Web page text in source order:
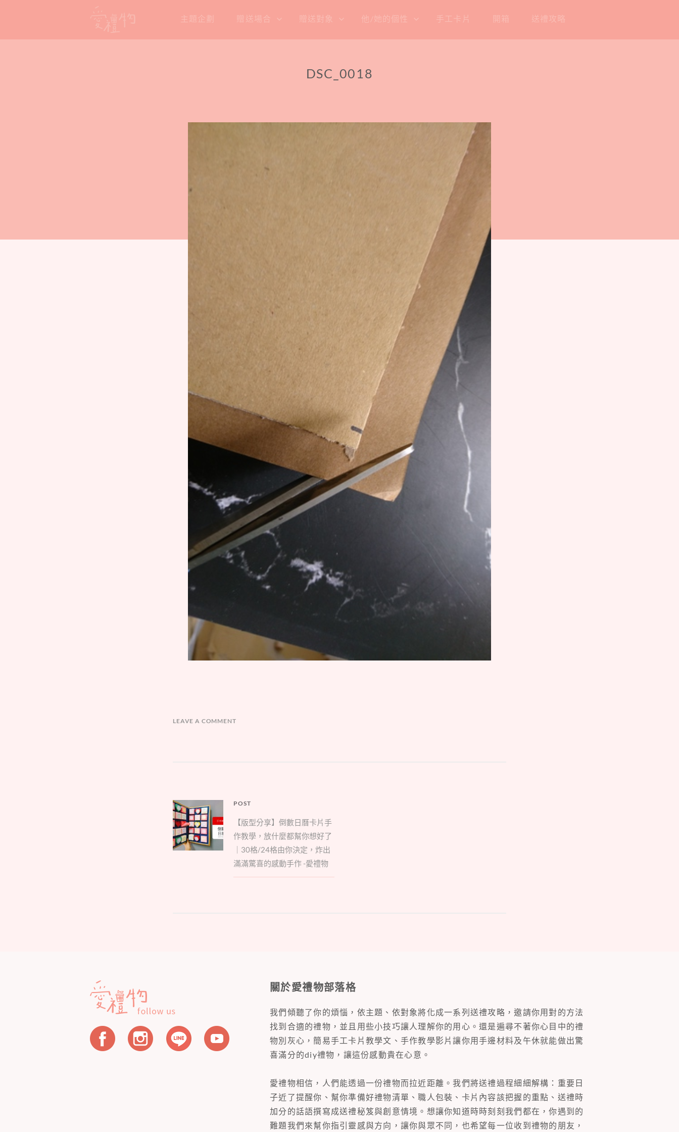
content
主題企劃 贈送場合 贈送對象 他/她的個性 手工卡片 開箱 送禮攻略
DSC_0018
LEAVE A COMMENT
文
章
導
覽
POST
Parent
post:
【版型分享】倒數日曆卡片手
作教學，放什麼都幫你想好了
｜30格/24格由你決定，炸出
滿滿驚喜的感動手作 -愛禮物
關於愛禮物部落格
我們傾聽了你的煩惱，依主題、依對象將化成一系列送禮攻略，邀請你用對的方法
找到合適的禮物，並且用些小技巧讓人理解你的用心。還是遍尋不著你心目中的禮
物別灰心，簡易手工卡片教學文、手作教學影片讓你用手邊材料及午休就能做出驚
喜滿分的diy禮物，讓這份感動貴在心意。
愛禮物相信，人們能透過一份禮物而拉近距離。我們將送禮過程細細解構：重要日
子近了提醒你、幫你準備好禮物清單、職人包裝、卡片內容該把握的重點、送禮時
加分的話語撰寫成送禮秘笈與創意情境。想讓你知道時時刻刻我們都在，你遇到的
難題我們來幫你指引靈感與方向，讓你與眾不同，也希望每一位收到禮物的朋友，